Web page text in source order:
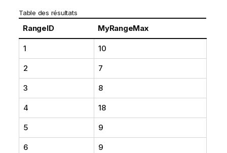
Table des résultats
RangeID MyRangeMax
1 10
2 7
3 8
4 18
5 9
6 9